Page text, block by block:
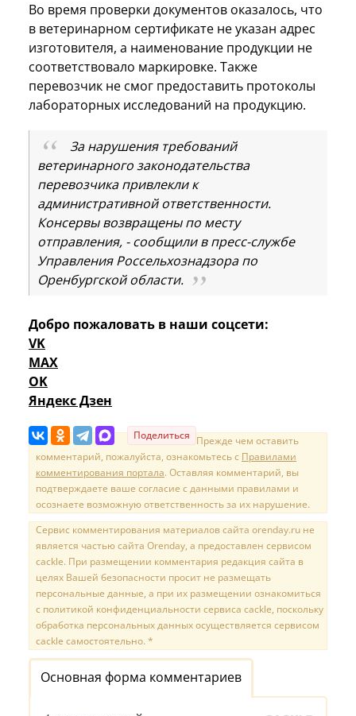
Во время проверки документов оказалось, что
в ветеринарном сертификате не указан адрес
изготовителя, а наименование продукции не
соответствовало маркировке. Также
перевозчик не смог предоставить протоколы
лабораторных исследований на продукцию.
За нарушения требований
ветеринарного законодательства
перевозчика привлекли к
административной ответственности.
Консервы возвращены по месту
отправления, - сообщили в пресс-службе
Управления Россельхознадзора по
Оренбургской области.
Добро пожаловать в наши соцсети:
VK
MAX
OK
Яндекс Дзен
Поделиться Прежде чем оставить
комментарий, пожалуйста, ознакомьтесь с Правилами
комментирования портала. Оставляя комментарий, вы
подтверждаете ваше согласие с данными правилами и
осознаете возможную ответственность за их нарушение.
Сервис комментирования материалов сайта orenday.ru не
является частью сайта Orenday, а предоставлен сервисом
cackle. При размещении комментария редакция сайта в
целях Вашей безопасности просит не размещать
персональные данные, а при их размещении ознакомиться
с политикой конфиденциальности сервиса cackle, поскольку
обработка персональных данных осуществляется сервисом
cackle самостоятельно. *
Основная форма комментариев